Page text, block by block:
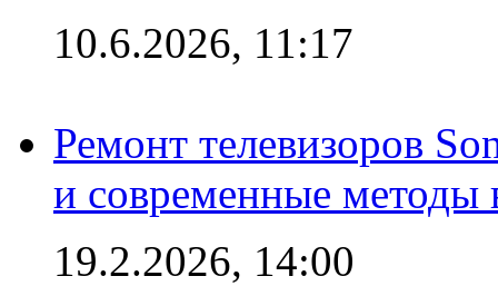
10.6.2026, 11:17
Ремонт телевизоров
и современные методы
19.2.2026, 14:00